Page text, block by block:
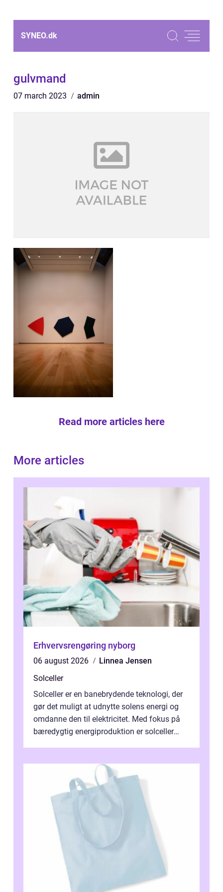
SYNEO.dk
gulvmand
07 march 2023 admin
Read more articles here
More articles
Erhvervsrengøring nyborg
06 august 2026
Linnea Jensen
Solceller
Solceller er en banebrydende teknologi, der
gør det muligt at udnytte solens energi og
omdanne den til elektricitet. Med fokus på
bæredygtig energiproduktion er solceller